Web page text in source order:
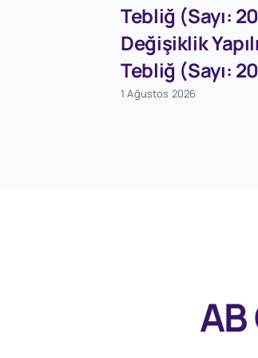
Tebliğ (Sayı:
Değişiklik
Tebliğ (Sayı:
1 Ağustos 2026